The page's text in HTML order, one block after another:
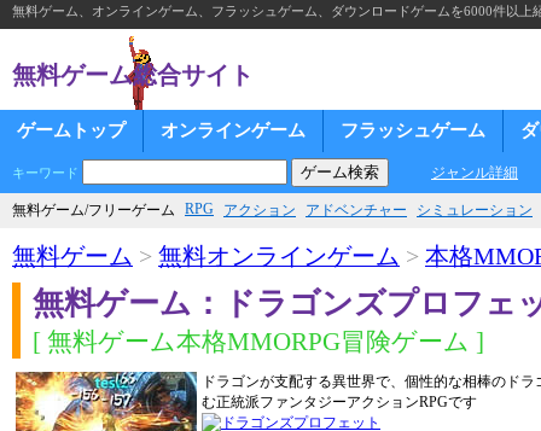
無料ゲーム、オンラインゲーム、フラッシュゲーム、ダウンロードゲームを6000件以上
無料ゲーム総合サイト
ゲームトップ オンラインゲーム フラッシュゲーム
キーワード ジャンル詳細
無料ゲーム/フリーゲーム RPG アクション アドベンチャー シミュレーション
無料ゲーム > 無料オンラインゲーム > 本格
無料ゲーム：ドラゴンズプロフェ
[ 無料ゲーム本格MMORPG冒険ゲーム ]
ドラゴンが支配する異世界で、個性的な相棒のド
む正統派ファンタジーアクションRPGです